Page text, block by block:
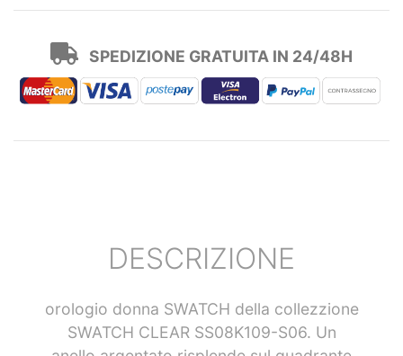
SPEDIZIONE GRATUITA IN 24/48H
DESCRIZIONE
orologio donna SWATCH della collezzione
SWATCH CLEAR SS08K109-S06. Un